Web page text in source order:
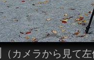
（カメラから見て